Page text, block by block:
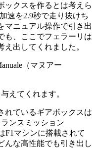
ックスを作るとは考えら
速を2.9秒で走り抜けち
マニュアル操作で引き出
も、ここでフェラーリは
出してくれました。
えてくれます。
れているギアボックスは
ンスミッション
F1マシンに搭載されて
んな高性能でも引き出し